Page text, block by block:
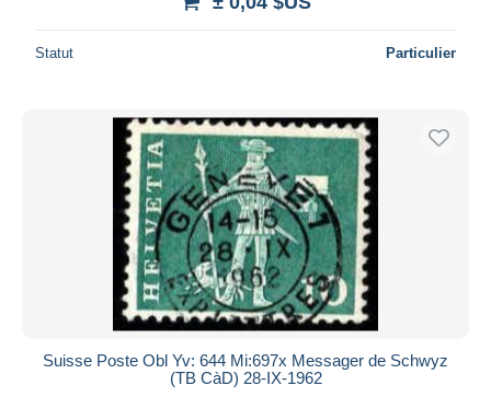
Statut Particulier
Suisse Poste Obl Yv: 644 Mi:697x Messager de Schwyz
(TB CàD) 28-IX-1962